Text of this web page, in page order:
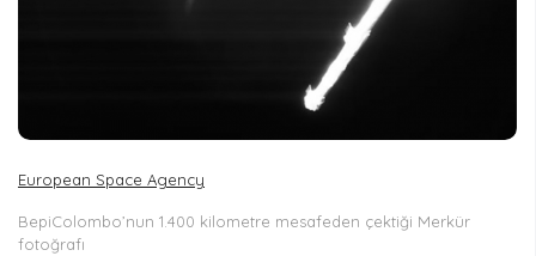
European Space Agency
BepiColombo’nun 1.400 kilometre mesafeden çektiği Merkür
fotoğrafı